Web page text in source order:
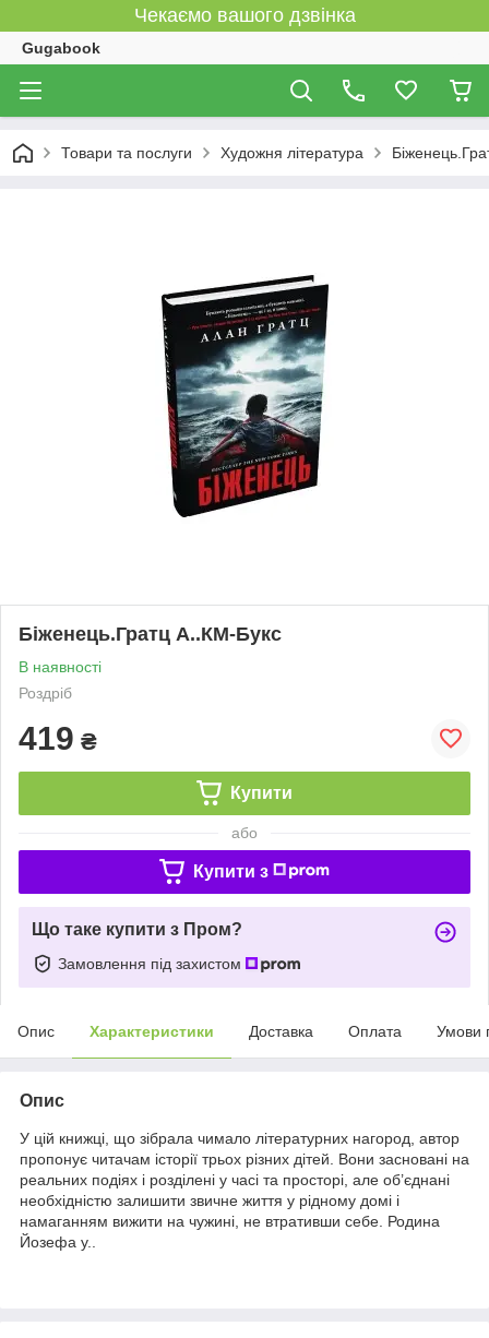
Чекаємо вашого дзвінка
Gugabook
Товари та послуги Художня література
Біженець.Гратц А..КМ-Букс
В наявності
Роздріб
419 ₴
Купити
або
Купити з
Що таке купити з Пром?
Замовлення під захистом
Опис Характеристики Доставка Оплата Умови
Опис
У цій книжці, що зібрала чимало літературних нагород, автор
пропонує читачам історії трьох різних дітей. Вони засновані на
реальних подіях і розділені у часі та просторі, але об’єднані
необхідністю залишити звичне життя у рідному домі і
намаганням вижити на чужині, не втративши себе. Родина
Йозефа у..